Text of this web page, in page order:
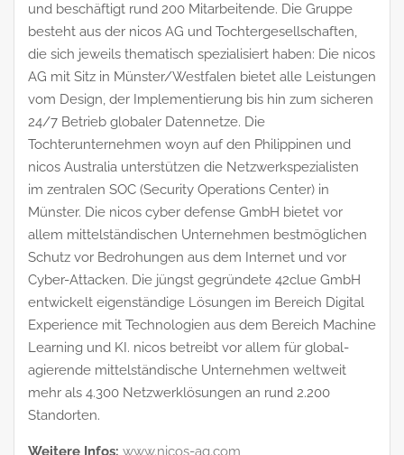
und beschäftigt rund 200 Mitarbeitende. Die Gruppe
besteht aus der nicos AG und Tochtergesellschaften,
die sich jeweils thematisch spezialisiert haben: Die nicos
AG mit Sitz in Münster/Westfalen bietet alle Leistungen
vom Design, der Implementierung bis hin zum sicheren
24/7 Betrieb globaler Datennetze. Die
Tochterunternehmen woyn auf den Philippinen und
nicos Australia unterstützen die Netzwerkspezialisten
im zentralen SOC (Security Operations Center) in
Münster. Die nicos cyber defense GmbH bietet vor
allem mittelständischen Unternehmen bestmöglichen
Schutz vor Bedrohungen aus dem Internet und vor
Cyber-Attacken. Die jüngst gegründete 42clue GmbH
entwickelt eigenständige Lösungen im Bereich Digital
Experience mit Technologien aus dem Bereich Machine
Learning und KI. nicos betreibt vor allem für global-
agierende mittelständische Unternehmen weltweit
mehr als 4.300 Netzwerklösungen an rund 2.200
Standorten.
Weitere Infos: www.nicos-ag.com